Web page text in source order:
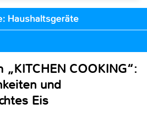
Haushaltsgeräte
„KITCHEN COOKING“:
und
Eis